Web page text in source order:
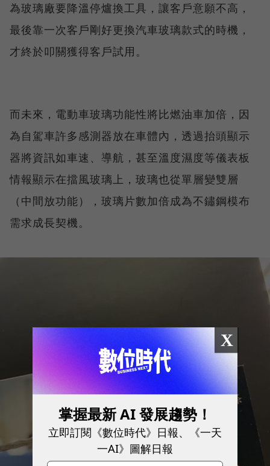
為玻璃廠要降溫停爐換工具，讓客戶意願不高，
最後靠一次客戶剛好更換汽車玻璃款式的時機，
才終於叩關獲得客戶試用。
而未來，電動車玻璃功能性將比燃油車加倍，因
為自駕車許多感測器放在車體內，透過抬頭顯示
器將資訊如車速、導航，甚至溫度濕度等儀表板
情報顯示在擋風玻璃上，玻璃也從單層變雙層
（中間放功能），玻璃片數加倍成為不鏽鋼模布
需求成長契機。
X
掌握最新 AI 發展趨勢！
立即訂閱《數位時代》日報、《一天
一AI》圖解日報